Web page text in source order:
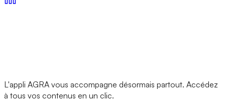
L'appli AGRA vous accompagne désormais partout. Accédez
à tous vos contenus en un clic.